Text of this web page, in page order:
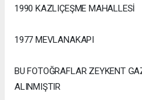
1990 KAZLIÇEŞME MAHALLESİ
1977 MEVLANAKAPI
BU FOTOĞRAFLAR ZEYKENT
ALINMIŞTIR